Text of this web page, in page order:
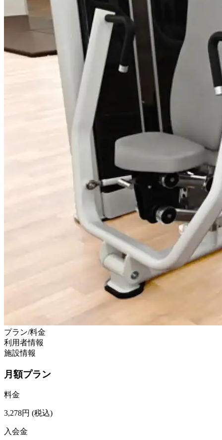
プラン/料金
利用者情報
施設情報
月額プラン
料金
3,278円 (税込)
入会金